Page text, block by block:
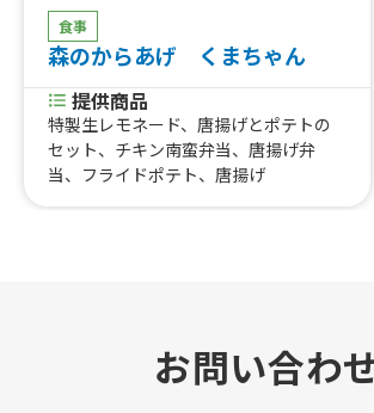
食事
森のからあげ くまちゃん
提供商品
特製生レモネード、唐揚げとポテトの
セット、チキン南蛮弁当、唐揚げ弁
当、フライドポテト、唐揚げ
お問い合わ